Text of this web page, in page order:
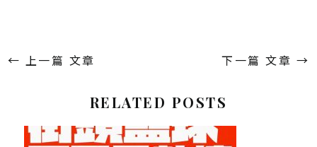
← 上一篇 文章 下一篇 文章 →
RELATED POSTS